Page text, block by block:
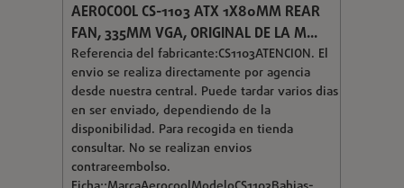
AEROCOOL CS-1103 ATX 1X80MM REAR
FAN, 335MM VGA, ORIGINAL DE LA M...
Referencia del fabricante:CS1103ATENCION. El
envio se realiza directamente por agencia
desde nuestra central. Puede tardar varios dias
en ser enviado, dependiendo de la
disponibilidad. Para recogida en tienda
consultar. No se realizan envios
contrareembolso.